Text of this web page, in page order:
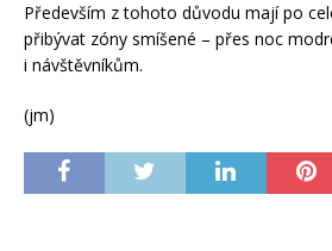
Především z tohoto důvodu mají po
přibývat zóny smíšené – přes noc
i návštěvníkům.
(jm)